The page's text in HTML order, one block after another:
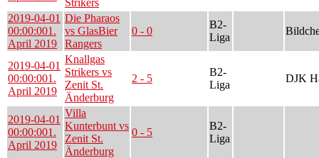
2019-04-01
00:00:001.
April 2019
Die Pharaos
vs GlasBier
Rangers
0 - 0
B2-
Liga
2019-04-01
00:00:001.
April 2019
Knallgas
Strikers vs
Zenit St.
Änderburg
2 - 5
B2-
Liga
DJK
2019-04-01
00:00:001.
April 2019
Villa
Kunterbunt vs
Zenit St.
Änderburg
0 - 5
B2-
Liga